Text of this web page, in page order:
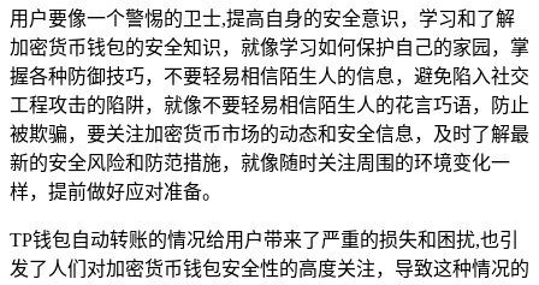
用户要像一个警惕的卫士,提高自身的安全意识，学习和了解
加密货币钱包的安全知识，就像学习如何保护自己的家园，掌
握各种防御技巧，不要轻易相信陌生人的信息，避免陷入社交
工程攻击的陷阱，就像不要轻易相信陌生人的花言巧语，防止
被欺骗，要关注加密货币市场的动态和安全信息，及时了解最
新的安全风险和防范措施，就像随时关注周围的环境变化一
样，提前做好应对准备。
TP钱包自动转账的情况给用户带来了严重的损失和困扰,也引
发了人们对加密货币钱包安全性的高度关注，导致这种情况的